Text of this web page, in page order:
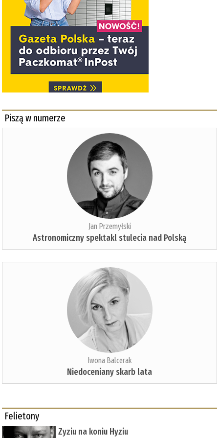
Piszą w numerze
Jan Przemyłski
Astronomiczny spektakl stulecia nad Polską
Iwona Balcerak
Niedoceniany skarb lata
Felietony
Zyziu na koniu Hyziu